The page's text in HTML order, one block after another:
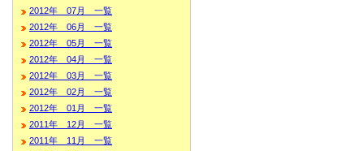
2012年 07月 一覧
2012年 06月 一覧
2012年 05月 一覧
2012年 04月 一覧
2012年 03月 一覧
2012年 02月 一覧
2012年 01月 一覧
2011年 12月 一覧
2011年 11月 一覧